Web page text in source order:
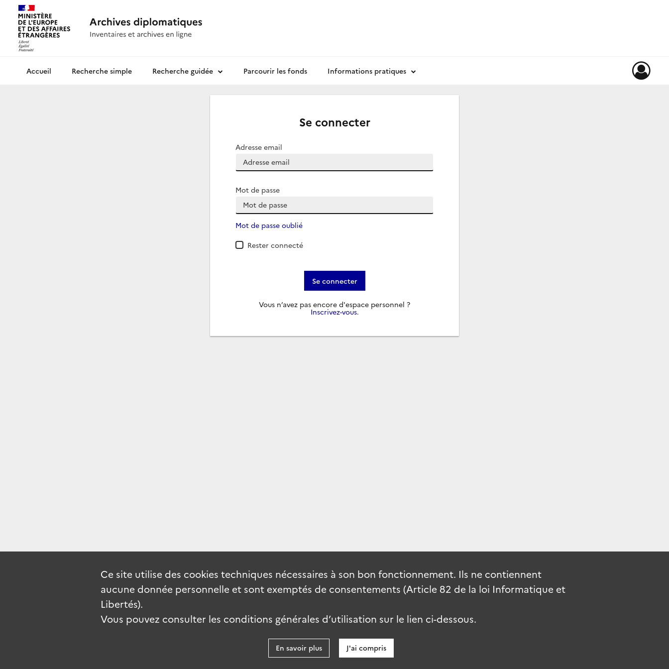
Archives diplomatiquesRecherche simple Recherche guidée Parcourir les fonds Informations pratiques
Se connecter
Adresse email
Mot de passe
Mot de passe oublié
Rester connecté
Se connecter
Vous n’avez pas encore d'espace personnel ?
Inscrivez-vous.
Ce site utilise des cookies techniques nécessaires à son bon fonctionnement. Ils ne contiennent
aucune donnée personnelle et sont exemptés de consentements (Article 82 de la loi Informatique et
Libertés).
Vous pouvez consulter les conditions générales d’utilisation sur le lien ci-dessous.
En savoir plus J'ai compris